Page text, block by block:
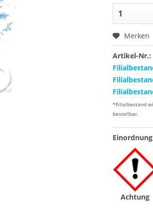
Merken
Artikel-Nr.:
*Filialbestand
bestellbar.
Achtung